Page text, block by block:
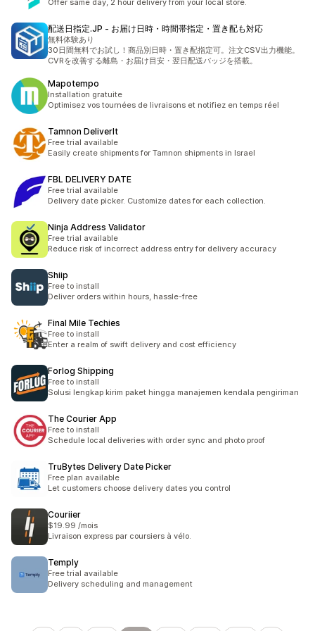
Offer same day, 2 hour delivery from your local store.
配送日指定.JP ‑ お届け日時・時間帯指定・置き配も対応
無料体験あり
30日間無料でお試し！商品別日時・置き配指定可。注文CSV出力機能。
CVRを改善する離島・お届け目安・翌日配送バッジを搭載。
Mapotempo
Installation gratuite
Optimisez vos tournées de livraisons et notifiez en temps réel
Tamnon DeliverIt
Free trial available
Easily create shipments for Tamnon shipments in Israel
FBL DELIVERY DATE
Free trial available
Delivery date picker. Customize dates for each collection.
Ninja Address Validator
Free trial available
Reduce risk of incorrect address entry for delivery accuracy
Shiip
Free to install
Deliver orders within hours, hassle-free
Final Mile Techies
Free to install
Enter a realm of swift delivery and cost efficiency
Forlog Shipping
Free to install
Solusi lengkap kirim paket hingga manajemen kendala pengiriman
The Courier App
Free to install
Schedule local deliveries with order sync and photo proof
TruBytes Delivery Date Picker
Free plan available
Let customers choose delivery dates you control
Couriier
$19.99 /mois
Livraison express par coursiers à vélo.
Temply
Free trial available
Delivery scheduling and management